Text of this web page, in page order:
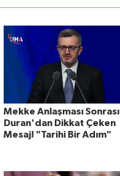
Mekke Anlaşması Sonrası
Duran'dan Dikkat Çeken
Mesaj! "Tarihi Bir Adım"